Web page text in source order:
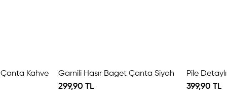
Çanta Kahve Garnili Hasır Baget Çanta Siyah
299,90 TL 399,90 TL